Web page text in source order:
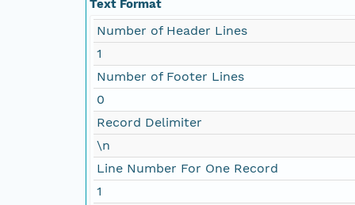
Text Format
Number of Header Lines
1
Number of Footer Lines
0
Record Delimiter
\n
Line Number For One Record
1